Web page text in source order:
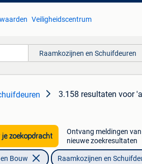
Veiligheidscentrum
Raamkozijnen en Schuifdeuren
3.158 resultaten voor
je zoekopdracht
Ontvang meldingen van
nieuwe zoekresultaten
Bouw Raamkozijnen en